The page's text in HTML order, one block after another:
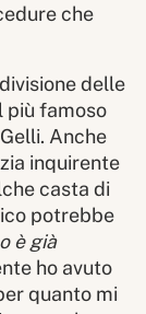
che
delle
più famoso
Anche
inquirente
casta di
potrebbe
è già
ho avuto
quanto mi